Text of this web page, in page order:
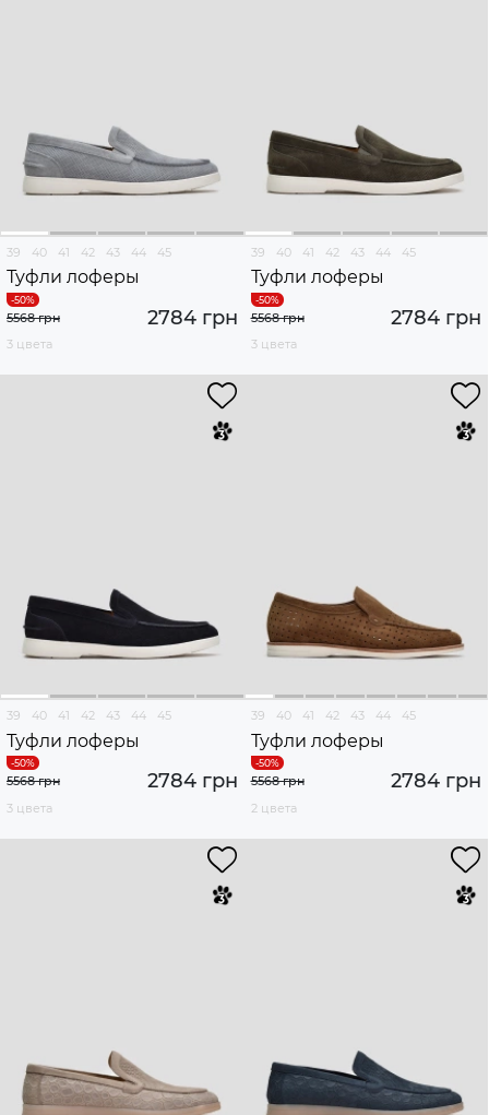
39 40 41 42 43 44 45
Туфли лоферы
2784 грн
5568 грн
3 цвета
39 40 41 42 43 44 45
Туфли лоферы
2784 грн
5568 грн
3 цвета
39 40 41 42 43 44 45
Туфли лоферы
2784 грн
5568 грн
3 цвета
39 40 41 42 43 44 45
Туфли лоферы
2784 грн
5568 грн
2 цвета